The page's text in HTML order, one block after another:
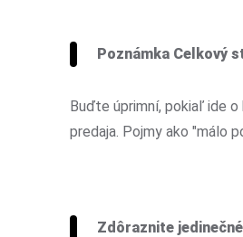
Poznámka Celkový
Buďte úprimní, pokiaľ ide
predaja. Pojmy ako "málo
Zdôraznite